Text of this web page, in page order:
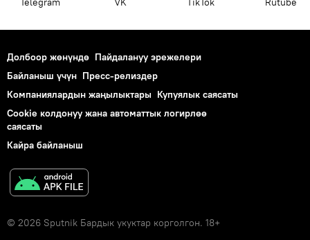
Долбоор жөнүндө Пайдалануу эрежелери
Байланыш үчүн Пресс-релиздер
Компаниялардын жаңылыктары Купуялык саясаты
Cookie колдонуу жана автоматтык логирлөө
саясаты
Кайра байланыш
© 2026 Sputnik Бардык укуктар корголгон. 18+